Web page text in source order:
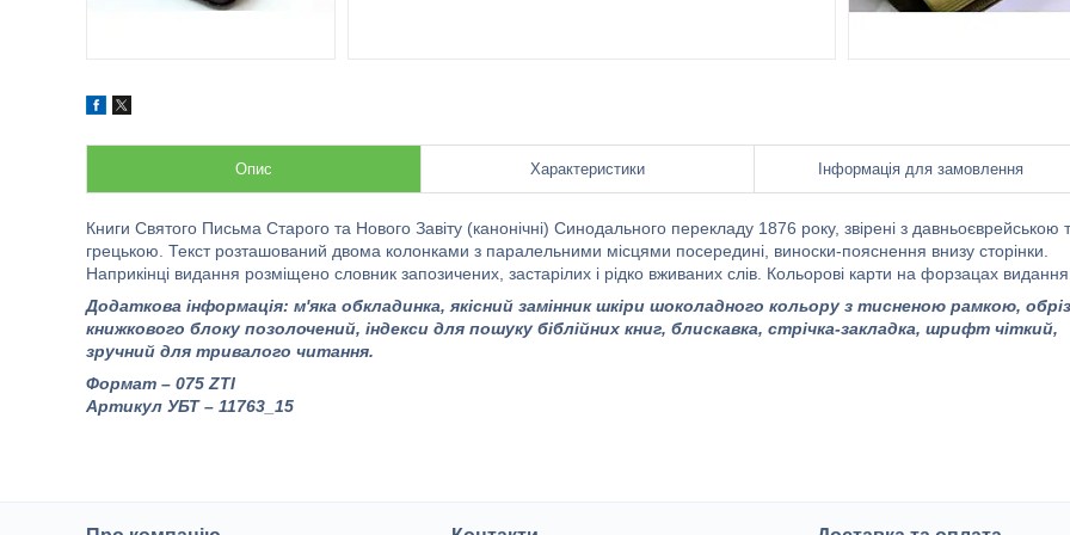
Опис Характеристики Інформація для замовлення
Книги Святого Письма Старого та Нового Завіту (канонічні) Синодального перекладу 1876 року, звірені з давньоєврейською
грецькою. Текст розташований двома колонками з паралельними місцями посередині, виноски-пояснення внизу сторінки.
Наприкінці видання розміщено словник запозичених, застарілих і рідко вживаних слів. Кольорові карти на форзацах видання.
Додаткова інформація: м'яка обкладинка, якісний замінник шкіри шоколадного кольору з тисненою рамкою, обріз
книжкового блоку позолочений, індекси для пошуку біблійних книг, блискавка, стрічка-закладка, шрифт чіткий,
зручний для тривалого читання.
Формат – 075 ZTI
Артикул УБТ – 11763_15